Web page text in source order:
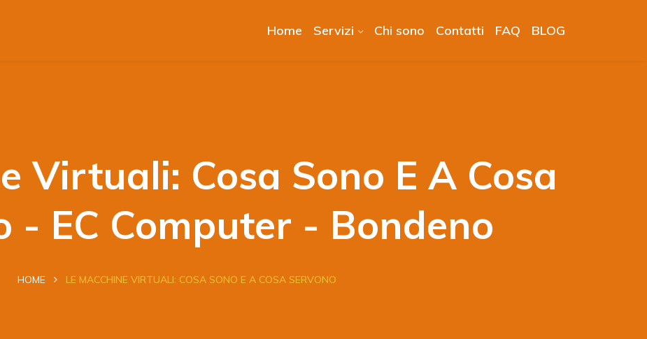
Home Servizi Chi sono Contatti FAQ BLOG
Virtuali: Cosa Sono E A Cosa
- EC Computer - Bondeno
HOME LE MACCHINE VIRTUALI: COSA SONO E A COSA SERVONO